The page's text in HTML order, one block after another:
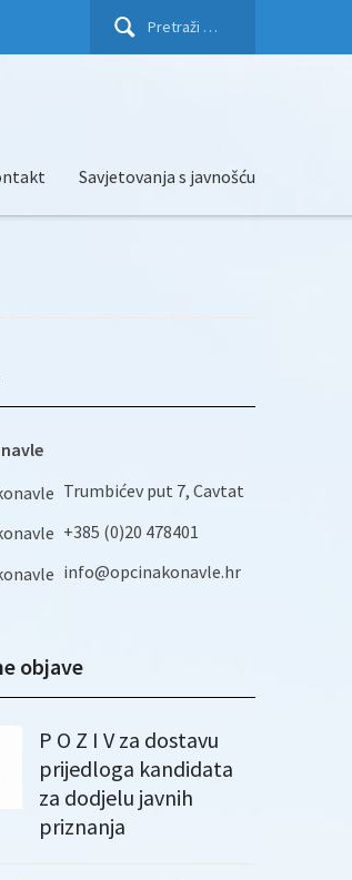
Pretraži:
Savjetovanja s javnošću
Trumbićev put 7, Cavtat
+385 (0)20 478401
info@opcinakonavle.hr
objave
P O Z I V za dostavu
prijedloga kandidata
za dodjelu javnih
priznanja